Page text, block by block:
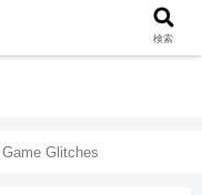
Glitches
検索